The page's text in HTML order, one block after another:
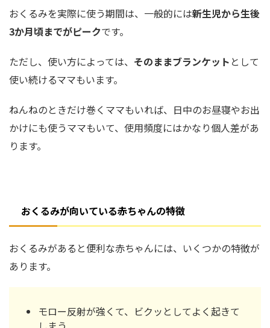
おくるみを実際に使う期間は、一般的には新生児から生後
3か月頃までがピークです。
ただし、使い方によっては、 そのままブランケット として
使い続けるママもいます。
ねんねのときだけ巻くママもいれば、日中のお昼寝やお出
かけにも使うママもいて、使用頻度にはかなり個人差があ
ります。
おくるみが向いている赤ちゃんの特徴
おくるみがあると便利な赤ちゃんには、いくつかの特徴が
あります。
モロー反射が強くて、ビクッとしてよく起きて